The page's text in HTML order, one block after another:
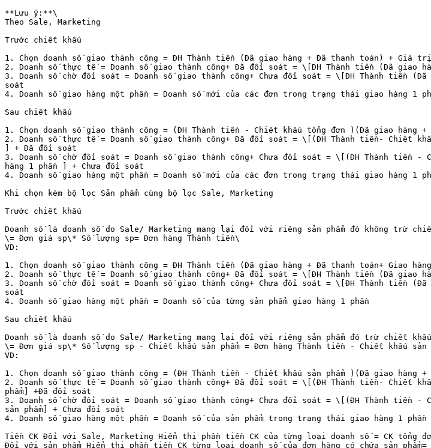
**Lưu ý:**\
Theo Sale, Marketing
Trước chiết khấu
1. Chọn doanh số giao thành công = ĐH Thành tiền (Đã giao hàng + Đã thanh toán) + Giá trị
2. Doanh số thực tế = Doanh số giao thành công+ Đã đối soát = \[ĐH Thành tiền (Đã
3. Doanh số chờ đối soát = Doanh số giao thành công+ Chưa đối soát = \[ĐH Thành tiền
soát
4. Doanh số giao hàng một phần = Doanh số mới của các đơn trong trạng thái giao hàng 1
Sau chiết khấu
1. Chọn doanh số giao thành công = (ĐH Thành tiền - Chiết khấu tổng đơn )(Đã giao hàng
2. Doanh số thực tế = Doanh số giao thành công+ Đã đối soát = \[(ĐH Thành tiền- Chiết
] + Đã đối soát
3. Doanh số chờ đối soát = Doanh số giao thành công+ Chưa đối soát = \[(ĐH Thành tiền
hàng 1 phần ] + Chưa đối soát
4. Doanh số giao hàng một phần = Doanh số mới của các đơn trong trạng thái giao hàng 1
Khi chọn kèm bộ lọc Sản phẩm cùng bộ lọc Sale, Marketing
Trước chiết khấu
Doanh số là doanh số do Sale/ Marketing mang lại đối với riêng sản phẩm đó không trừ
\= Đơn giá sp\* Số lượng sp= Đơn hàng Thành tiền\
VD:
1. Chọn doanh số giao thành công = ĐH Thành tiền (Đã giao hàng + Đã thanh toán+ Giao
2. Doanh số thực tế = Doanh số giao thành công+ Đã đối soát = \[ĐH Thành tiền (Đã giao
3. Doanh số chờ đối soát = Doanh số giao thành công+ Chưa đối soát = \[ĐH Thành tiền
soát
4. Doanh số giao hàng một phần = Doanh số của từng sản phẩm giao hàng 1 phần
Sau chiết khấu
Doanh số là doanh số do Sale/ Marketing mang lại đối với riêng sản phẩm đó trừ chiết khấu
\= Đơn giá sp\* Số lượng sp - Chiết khấu sản phẩm = Đơn hàng Thành tiền - Chiết khấu sản
VD:
1. Chọn doanh số giao thành công = (ĐH Thành tiền - Chiết khấu sản phẩm )(Đã giao hàng +
2. Doanh số thực tế = Doanh số giao thành công+ Đã đối soát = \[(ĐH Thành tiền- Chiết
phẩm] +Đã đối soát
3. Doanh số chờ đối soát = Doanh số giao thành công+ Chưa đối soát = \[(ĐH Thành tiền -
sản phẩm] + Chưa đối soát
4. Doanh số giao hàng một phần = Doanh số của sản phẩm trong trạng thái giao hàng 1 phần
Tiền CK Đối với Sale, Marketing Hiển thị phần tiền CK của từng loại doanh số = CK tổng
Đối với sản phẩm Hiển thị phần tiền CK từng loại doanh số của đơn hàng có chứa sản phẩm=